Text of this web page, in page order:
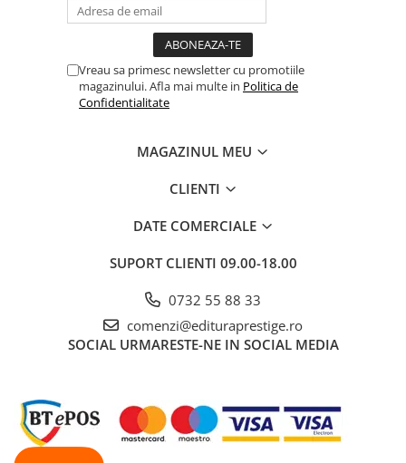
Calculator
Consumabile & Accesorii
Carti in dar
Carte Prescolara, Joc
Descopera lumea
Descopera si invata
Povesti pe roti
Primele notiuni
Carti de colorat
Vreau sa primesc newsletter cu promotiile
magazinului. Afla mai multe in Politica de
Confidentialitate
MAGAZINUL MEU
CLIENTI
DATE COMERCIALE
SUPORT CLIENTI 09.00-18.00
0732 55 88 33
comenzi@edituraprestige.ro
SOCIAL URMARESTE-NE IN SOCIAL MEDIA